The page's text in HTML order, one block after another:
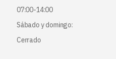
07:00-14:00
Sábado y domingo:
Cerrado